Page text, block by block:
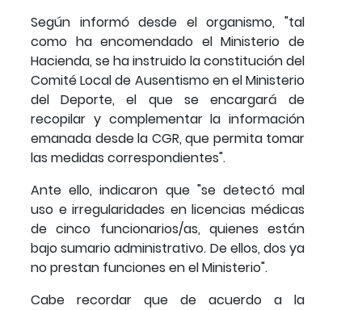
Según informó desde el organismo, "tal
como ha encomendado el Ministerio de
Hacienda, se ha instruido la constitución del
Comité Local de Ausentismo en el Ministerio
del Deporte, el que se encargará de
recopilar y complementar la información
emanada desde la CGR, que permita tomar
las medidas correspondientes".
Ante ello, indicaron que "se detectó mal
uso e irregularidades en licencias médicas
de cinco funcionarios/as, quienes están
bajo sumario administrativo. De ellos, dos ya
no prestan funciones en el Ministerio".
Cabe recordar que de acuerdo a la